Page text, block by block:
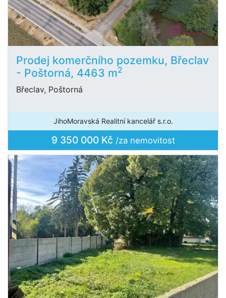
Prodej komerčního pozemku, Břeclav
- Poštorná, 4463 m2
Břeclav, Poštorná
JihoMoravská Realitní kancelář s.r.o.
9 350 000 Kč /za nemovitost